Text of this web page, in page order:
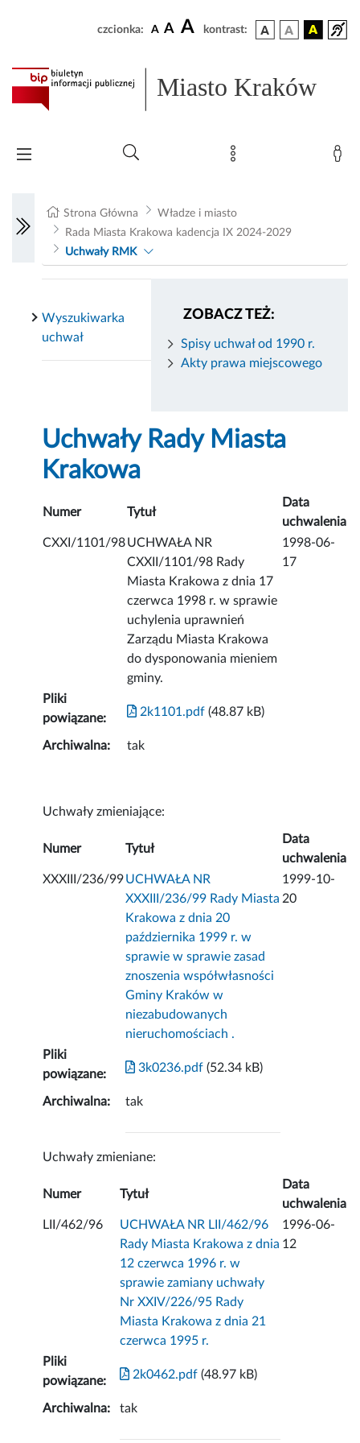
czcionka: A A A kontrast:
Miasto Kraków
Strona Główna
Władze i miasto
Rada Miasta Krakowa kadencja IX 2024-2029
Uchwały RMK
ZOBACZ TEŻ:
Spisy uchwał od 1990 r.
Akty prawa miejscowego
Wyszukiwarka
uchwał
Uchwały Rady Miasta
Krakowa
Numer Tytuł
Data
uchwalenia
CXXI/1101/98UCHWAŁA NR
CXXII/1101/98 Rady
Miasta Krakowa z dnia 17
czerwca 1998 r. w sprawie
uchylenia uprawnień
Zarządu Miasta Krakowa
do dysponowania mieniem
gminy.
1998-06-
17
Pliki
powiązane:
2k1101.pdf (48.87 kB)
Archiwalna: tak
Uchwały zmieniające:
Numer Tytuł
Data
uchwalenia
XXXIII/236/99UCHWAŁA NR
XXXIII/236/99 Rady Miasta
Krakowa z dnia 20
października 1999 r. w
sprawie w sprawie zasad
znoszenia współwłasności
Gminy Kraków w
niezabudowanych
nieruchomościach .
1999-10-
20
Pliki
powiązane:
3k0236.pdf (52.34 kB)
Archiwalna: tak
Uchwały zmieniane:
Numer Tytuł
Data
uchwalenia
LII/462/96
UCHWAŁA NR LII/462/96
Rady Miasta Krakowa z dnia
12 czerwca 1996 r. w
sprawie zamiany uchwały
Nr XXIV/226/95 Rady
Miasta Krakowa z dnia 21
czerwca 1995 r.
1996-06-
12
Pliki
powiązane:
2k0462.pdf (48.97 kB)
Archiwalna: tak